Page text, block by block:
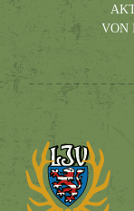
VON